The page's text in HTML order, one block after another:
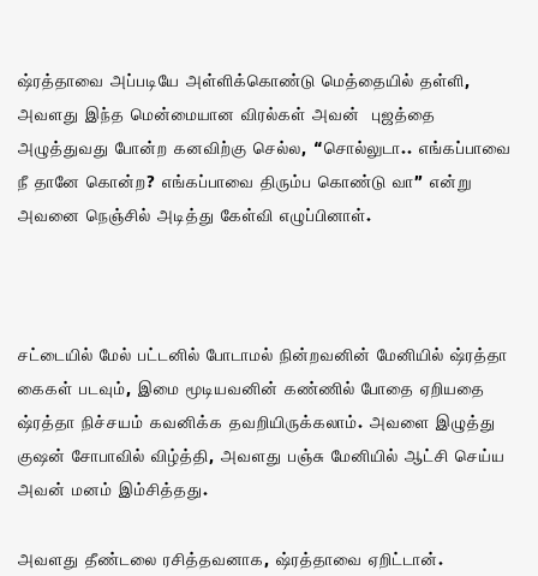
ஷ்ரத்தாவை அப்படியே அள்ளிக்கொண்டு மெத்தையில் தள்ளி,
அவளது இந்த மென்மையான விரல்கள் அவன் புஜத்தை
அழுத்துவது போன்ற கனவிற்கு செல்ல, “சொல்லுடா.. எங்கப்பாவை
நீ தானே கொன்ற? எங்கப்பாவை திரும்ப கொண்டு வா” என்று
அவனை நெஞ்சில் அடித்து கேள்வி எழுப்பினாள்.
சட்டையில் மேல் பட்டனில் போடாமல் நின்றவனின் மேனியில் ஷ்ரத்தா
கைகள் படவும், இமை மூடியவனின் கண்ணில் போதை ஏறியதை
ஷ்ரத்தா நிச்சயம் கவனிக்க தவறியிருக்கலாம். அவளை இழுத்து
குஷன் சோபாவில் விழ்த்தி, அவளது பஞ்சு மேனியில் ஆட்சி செய்ய
அவன் மனம் இம்சித்தது.
அவளது தீண்டலை ரசித்தவனாக, ஷ்ரத்தாவை ஏறிட்டான்.